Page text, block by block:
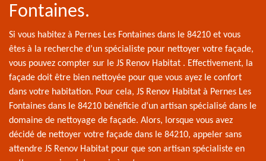
Fontaines.
Si vous habitez à Pernes Les Fontaines dans le 84210 et vous
êtes à la recherche d’un spécialiste pour nettoyer votre façade,
vous pouvez compter sur le JS Renov Habitat . Effectivement, la
façade doit être bien nettoyée pour que vous ayez le confort
dans votre habitation. Pour cela, JS Renov Habitat à Pernes Les
Fontaines dans le 84210 bénéficie d’un artisan spécialisé dans le
domaine de nettoyage de façade. Alors, lorsque vous avez
décidé de nettoyer votre façade dans le 84210, appeler sans
attendre JS Renov Habitat pour que son artisan spécialiste en